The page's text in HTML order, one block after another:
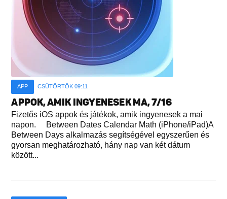
APP CSÜTÖRTÖK 09:11
APPOK, AMIK INGYENESEK MA, 7/16
Fizetős iOS appok és játékok, amik ingyenesek a mai
napon. Between Dates Calendar Math (iPhone/iPad)A
Between Days alkalmazás segítségével egyszerűen és
gyorsan meghatározható, hány nap van két dátum
között...